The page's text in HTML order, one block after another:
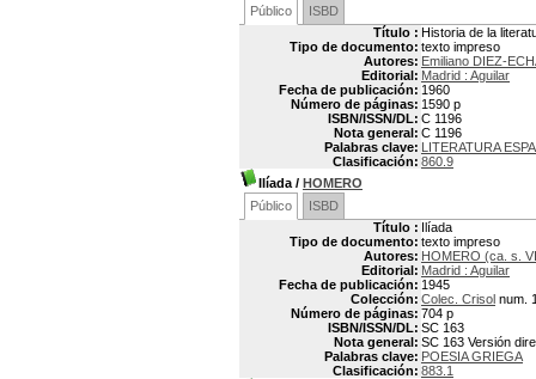
Público
ISBD
Título : Historia de la
Tipo de documento: texto impreso
Autores: Emiliano DIEZ-
Editorial: Madrid : Aguilar
Fecha de publicación: 1960
Número de páginas: 1590 p
ISBN/ISSN/DL: C 1196
Nota general: C 1196
Palabras clave: LITERATURA
Clasificación: 860.9
Ilíada / HOMERO
Público
ISBD
Título : Ilíada
Tipo de documento: texto impreso
Autores: HOMERO (ca. s.
Editorial: Madrid : Aguilar
Fecha de publicación: 1945
Colección: Colec. Crisol num.
Número de páginas: 704 p
ISBN/ISSN/DL: SC 163
Nota general: SC 163 Versión
Palabras clave: POESIA GRIEGA
Clasificación: 883.1